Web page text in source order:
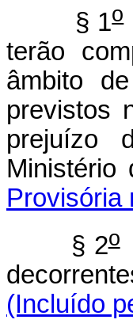
§ 1o
terão
âmbito
previstos
prejuízo
Provisória
§ 2o
(Incluído